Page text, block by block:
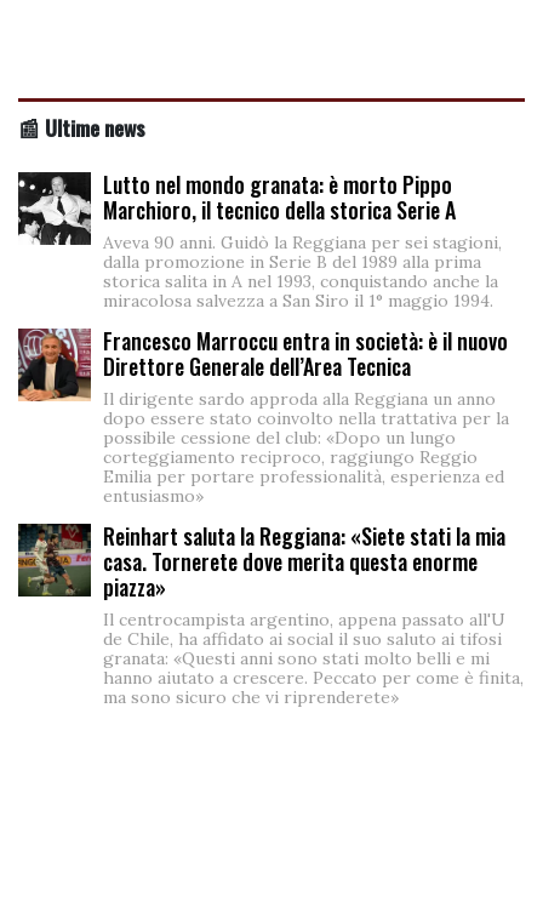
📰 Ultime news
Lutto nel mondo granata: è morto Pippo
Marchioro, il tecnico della storica Serie A
Aveva 90 anni. Guidò la Reggiana per sei stagioni,
dalla promozione in Serie B del 1989 alla prima
storica salita in A nel 1993, conquistando anche la
miracolosa salvezza a San Siro il 1° maggio 1994.
Francesco Marroccu entra in società: è il nuovo
Direttore Generale dell’Area Tecnica
Il dirigente sardo approda alla Reggiana un anno
dopo essere stato coinvolto nella trattativa per la
possibile cessione del club: «Dopo un lungo
corteggiamento reciproco, raggiungo Reggio
Emilia per portare professionalità, esperienza ed
entusiasmo»
Reinhart saluta la Reggiana: «Siete stati la mia
casa. Tornerete dove merita questa enorme
piazza»
Il centrocampista argentino, appena passato all'U
de Chile, ha affidato ai social il suo saluto ai tifosi
granata: «Questi anni sono stati molto belli e mi
hanno aiutato a crescere. Peccato per come è finita,
ma sono sicuro che vi riprenderete»